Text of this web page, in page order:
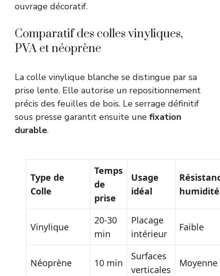
ouvrage décoratif.
Comparatif des colles vinyliques,
PVA et néoprène
La colle vinylique blanche se distingue par sa
prise lente. Elle autorise un repositionnement
précis des feuilles de bois. Le serrage définitif
sous presse garantit ensuite une fixation
durable.
Type de
Colle
Temps
de
prise
Usage
idéal
humidité
Vinylique
20-30
min
Placage
intérieur
Faible
Néoprène 10 min
Surfaces
verticales
Moyenne